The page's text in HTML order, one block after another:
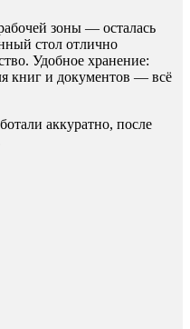
зоны — осталась
стол отлично
Удобное хранение:
книг и документов — всё
аккуратно, после